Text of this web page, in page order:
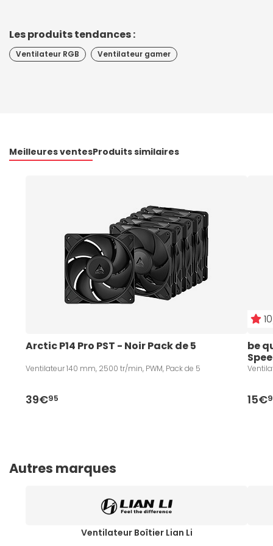
Les produits tendances :
Ventilateur RGB Ventilateur gamer
Meilleures ventesProduits similaires
Arctic P14 Pro PST - Noir Pack de 5
Ventilateur 140 mm, 2500 tr/min, PWM, Pack de 5
39€95
be
15€
Autres marques
Ventilateur Boîtier Lian Li